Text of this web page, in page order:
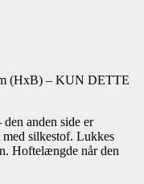
(HxB) – KUN DETTE
anden side er
silkestof. Lukkes
Hoftelængde når den